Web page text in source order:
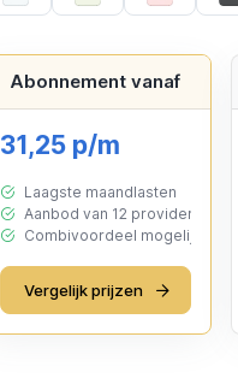
Abonnement vanaf
31,25 p/m
Laagste maandlasten
Aanbod van 12 providers
Combivoordeel mogelijk
Vergelijk prijzen